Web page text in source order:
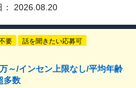
2026.08.20
要 話を聞きたい応募可
～/インセン上限なし/平均年齢
多数